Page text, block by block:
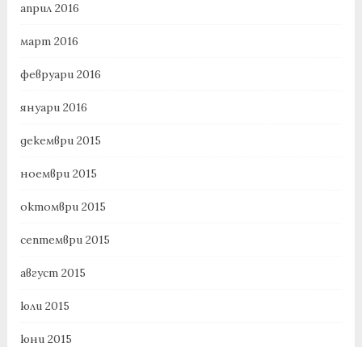
април 2016
март 2016
февруари 2016
януари 2016
декември 2015
ноември 2015
октомври 2015
септември 2015
август 2015
юли 2015
юни 2015